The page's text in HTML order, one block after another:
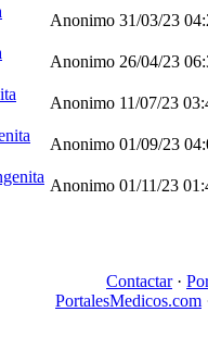
Anonimo 31/03/23
Anonimo 26/04/23
Anonimo 11/07/23
Anonimo 01/09/23
Anonimo 01/11/23
Contactar·
PortalesMedicos.com